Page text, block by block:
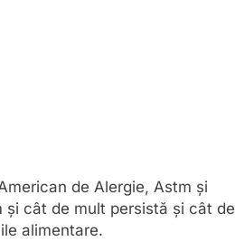
de Alergie, Astm și
și cât de mult persistă și cât de
alimentare.